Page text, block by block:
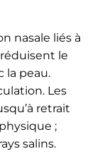
nasale liés à
réduisent le
la peau.
Les
retrait
;
salins.